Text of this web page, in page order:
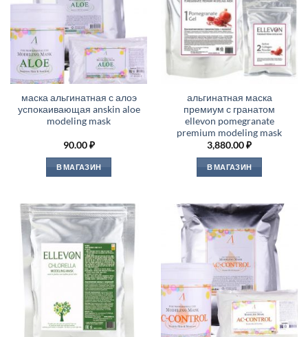
маска альгинатная с алоэ
успокаивающая anskin aloe
modeling mask
90.00₽
В МАГАЗИН
альгинатная маска
премиум с гранатом
ellevon pomegranate
premium modeling mask
3,880.00₽
В МАГАЗИН